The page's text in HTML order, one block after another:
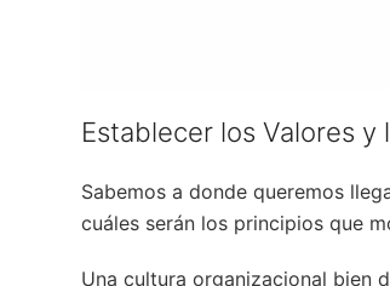
Establecer los Valores
Sabemos a donde queremos
cuáles serán los principios que
Una cultura organizacional bien